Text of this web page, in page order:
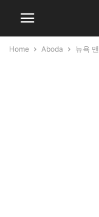
Home Aboda 뉴욕